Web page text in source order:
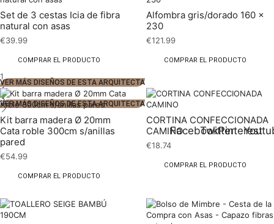
Set de 3 cestas Icia de fibra
natural con asas
€39.99
COMPRAR EL PRODUCTO
Alfombra gris/dorado 160 x
230
€121.99
COMPRAR EL PRODUCTO
1
2
3
FacebookTwitterPinterest
VER MÁS DISEÑOS DE ESTA ARQUITECTA
VER MÁS DISEÑOS DE ESTA ARQUITECTA
Kit barra madera Ø 20mm
Cata roble 300cm s/anillas
pared
€54.99
COMPRAR EL PRODUCTO
CORTINA CONFECCIONADA
CAMINO
€18.74
COMPRAR EL PRODUCTO